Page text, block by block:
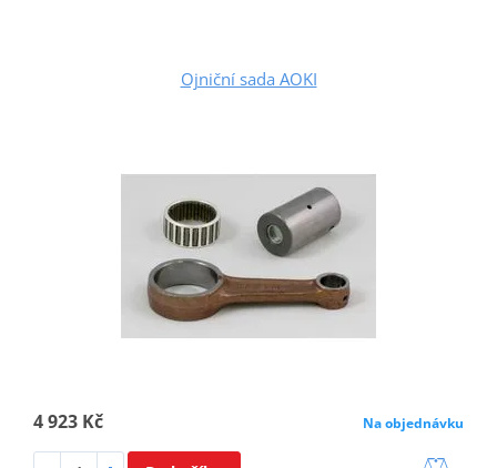
Ojniční sada AOKI
4 923 Kč Na objednávku